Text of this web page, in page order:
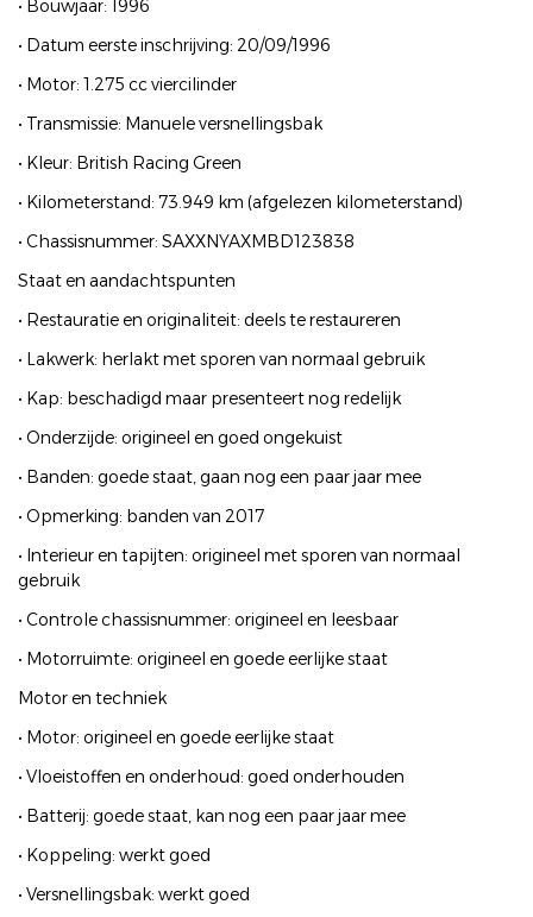
• Bouwjaar: 1996
• Datum eerste inschrijving: 20/09/1996
• Motor: 1.275 cc viercilinder
• Transmissie: Manuele versnellingsbak
• Kleur: British Racing Green
• Kilometerstand: 73.949 km (afgelezen kilometerstand)
• Chassisnummer: SAXXNYAXMBD123838
Staat en aandachtspunten
• Restauratie en originaliteit: deels te restaureren
• Lakwerk: herlakt met sporen van normaal gebruik
• Kap: beschadigd maar presenteert nog redelijk
• Onderzijde: origineel en goed ongekuist
• Banden: goede staat, gaan nog een paar jaar mee
• Opmerking: banden van 2017
• Interieur en tapijten: origineel met sporen van normaal
gebruik
• Controle chassisnummer: origineel en leesbaar
• Motorruimte: origineel en goede eerlijke staat
Motor en techniek
• Motor: origineel en goede eerlijke staat
• Vloeistoffen en onderhoud: goed onderhouden
• Batterij: goede staat, kan nog een paar jaar mee
• Koppeling: werkt goed
• Versnellingsbak: werkt goed